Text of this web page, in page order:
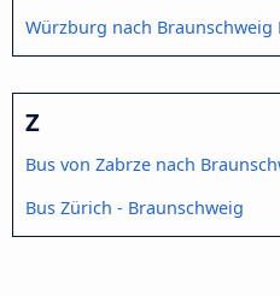
Würzburg nach Braunschweig
Z
Bus von Zabrze nach
Bus Zürich - Braunschweig